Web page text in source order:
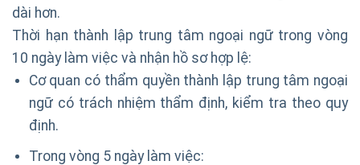
dài hơn.
Thời hạn thành lập trung tâm ngoại ngữ trong vòng
10 ngày làm việc và nhận hồ sơ hợp lệ:
Cơ quan có thẩm quyền thành lập trung tâm ngoại
ngữ có trách nhiệm thẩm định, kiểm tra theo quy
định.
Trong vòng 5 ngày làm việc: